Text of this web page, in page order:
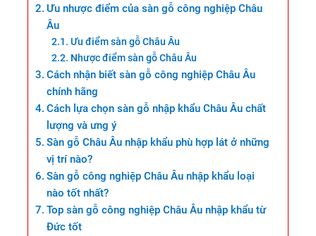
Ưu nhược điểm của sàn gỗ công nghiệp Châu
Âu
Ưu điểm sàn gỗ Châu Âu
Nhược điểm sàn gỗ Châu Âu
Cách nhận biết sàn gỗ công nghiệp Châu Âu
chính hãng
Cách lựa chọn sàn gỗ nhập khẩu Châu Âu chất
lượng và ưng ý
Sàn gỗ Châu Âu nhập khẩu phù hợp lát ở những
vị trí nào?
Sàn gỗ công nghiệp Châu Âu nhập khẩu loại
nào tốt nhất?
Top sàn gỗ công nghiệp Châu Âu nhập khẩu từ
Đức tốt